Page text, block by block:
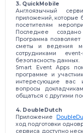
3. QuickMobile
Англоязычный
приложений, которые
посетителям
Последнее
Программа
сметы и ведения
сотрудниками
безопасность данных.
Smart Event Apps
программе и
интересующие вас
вопросы
общаться с другими
4. DoubleDutch
Приложение
ход подготовки
сервиса доступно